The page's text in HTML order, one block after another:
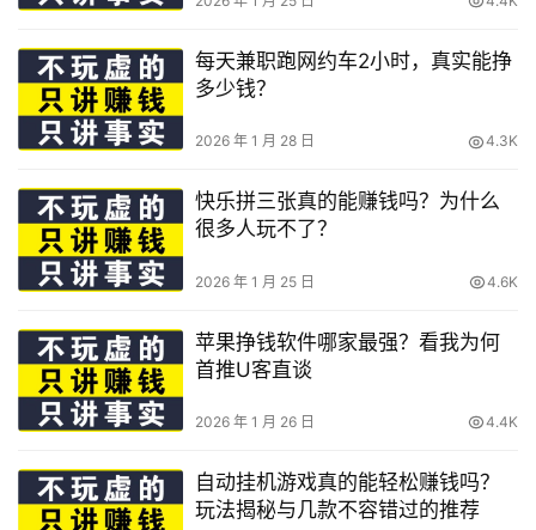
每天兼职跑网约车2小时，真实能挣
多少钱？
2026 年 1 月 28 日 4.3K
快乐拼三张真的能赚钱吗？为什么
很多人玩不了？
2026 年 1 月 25 日 4.6K
苹果挣钱软件哪家最强？看我为何
首推U客直谈
2026 年 1 月 26 日 4.4K
自动挂机游戏真的能轻松赚钱吗？
玩法揭秘与几款不容错过的推荐